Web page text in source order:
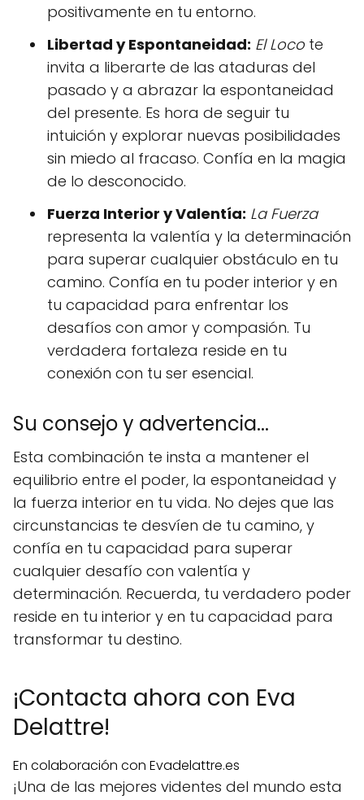
positivamente en tu entorno.
Libertad y Espontaneidad: El Loco te
invita a liberarte de las ataduras del
pasado y a abrazar la espontaneidad
del presente. Es hora de seguir tu
intuición y explorar nuevas posibilidades
sin miedo al fracaso. Confía en la magia
de lo desconocido.
Fuerza Interior y Valentía: La Fuerza
representa la valentía y la determinación
para superar cualquier obstáculo en tu
camino. Confía en tu poder interior y en
tu capacidad para enfrentar los
desafíos con amor y compasión. Tu
verdadera fortaleza reside en tu
conexión con tu ser esencial.
Su consejo y advertencia...
Esta combinación te insta a mantener el
equilibrio entre el poder, la espontaneidad y
la fuerza interior en tu vida. No dejes que las
circunstancias te desvíen de tu camino, y
confía en tu capacidad para superar
cualquier desafío con valentía y
determinación. Recuerda, tu verdadero poder
reside en tu interior y en tu capacidad para
transformar tu destino.
¡Contacta ahora con Eva
Delattre!
En colaboración con Evadelattre.es
¡Una de las mejores videntes del mundo esta